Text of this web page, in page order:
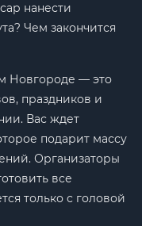
нанести
Чем закончится
Новгороде — это
праздников и
Вас ждет
подарит массу
Организаторы
все
только с головой